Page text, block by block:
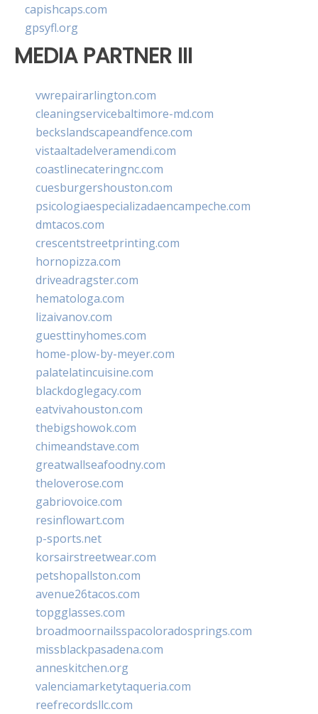
capishcaps.com
gpsyfl.org
MEDIA PARTNER III
vwrepairarlington.com
cleaningservicebaltimore-md.com
beckslandscapeandfence.com
vistaaltadelveramendi.com
coastlinecateringnc.com
cuesburgershouston.com
psicologiaespecializadaencampeche.com
dmtacos.com
crescentstreetprinting.com
hornopizza.com
driveadragster.com
hematologa.com
lizaivanov.com
guesttinyhomes.com
home-plow-by-meyer.com
palatelatincuisine.com
blackdoglegacy.com
eatvivahouston.com
thebigshowok.com
chimeandstave.com
greatwallseafoodny.com
theloverose.com
gabriovoice.com
resinflowart.com
p-sports.net
korsairstreetwear.com
petshopallston.com
avenue26tacos.com
topgglasses.com
broadmoornailsspacoloradosprings.com
missblackpasadena.com
anneskitchen.org
valenciamarketytaqueria.com
reefrecordsllc.com